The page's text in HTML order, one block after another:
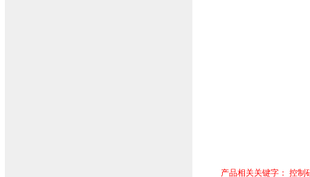
产品相关关键字： 控制